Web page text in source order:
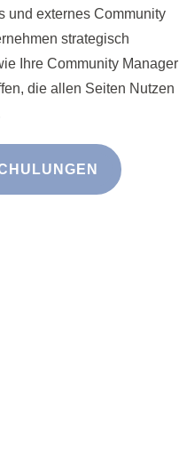
und externes Community
strategisch
Ihre Community Manager
die allen Seiten Nutzen